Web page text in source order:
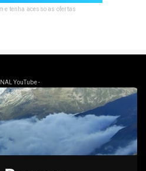
e tenha acesso as ofertas
YouTube -